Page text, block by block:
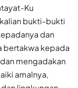
Ku
bukti-bukti
dan
bertakwa kepada
mengadakan
amalnya,